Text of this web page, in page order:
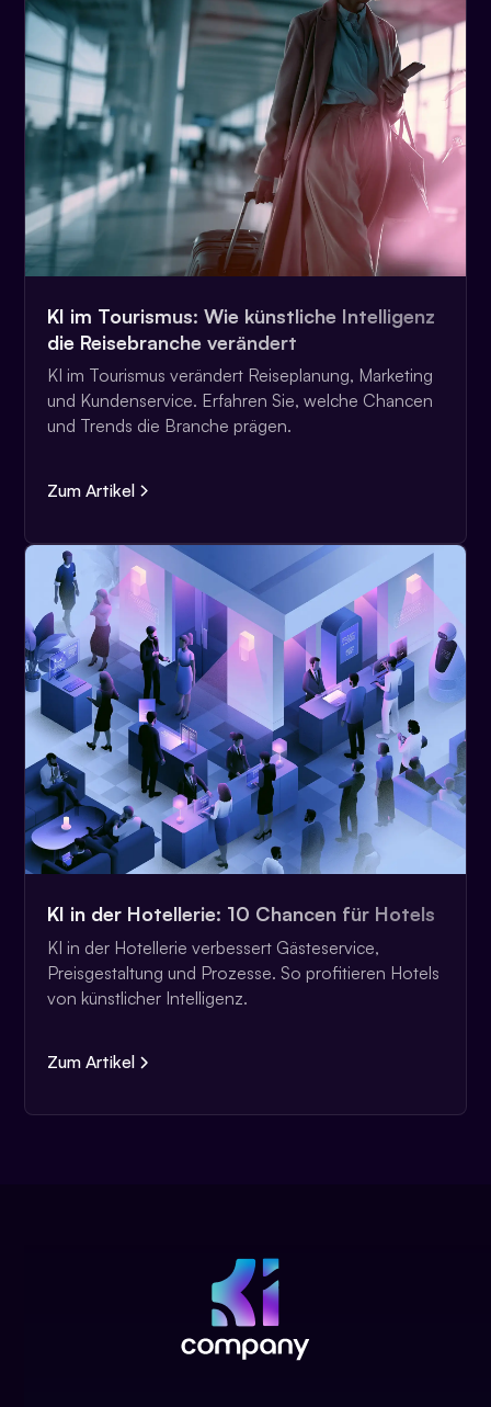
KI im Tourismus: Wie künstliche Intelligenz
die Reisebranche verändert
KI im Tourismus verändert Reiseplanung, Marketing
und Kundenservice. Erfahren Sie, welche Chancen
und Trends die Branche prägen.
Zum Artikel
KI in der Hotellerie: 10 Chancen für Hotels
KI in der Hotellerie verbessert Gästeservice,
Preisgestaltung und Prozesse. So profitieren Hotels
von künstlicher Intelligenz.
Zum Artikel